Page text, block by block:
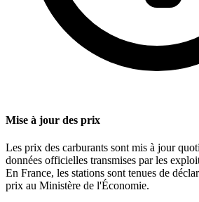
Mise à jour des prix
Les prix des carburants sont mis à jour
données officielles transmises par les
En France, les stations sont tenues de
prix au Ministère de l'Économie.